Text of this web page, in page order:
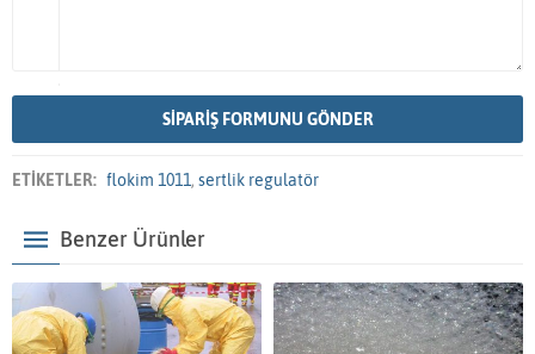
ETİKETLER: flokim 1011 , sertlik regulatör
Benzer Ürünler